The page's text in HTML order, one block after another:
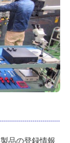
製品の登録情報